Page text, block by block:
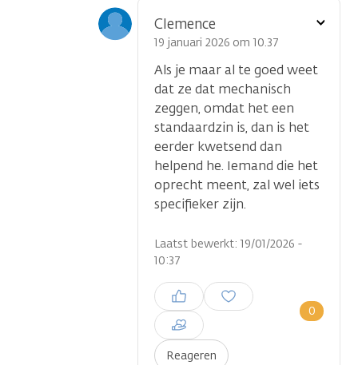
Clemence
19 januari 2026 om 10.37
Als je maar al te goed weet
dat ze dat mechanisch
zeggen, omdat het een
standaardzin is, dan is het
eerder kwetsend dan
helpend he. Iemand die het
oprecht meent, zal wel iets
specifieker zijn.
Laatst bewerkt: 19/01/2026 -
10:37
Reageren
0
Inloggen om een reactie te
plaatsen
Toon